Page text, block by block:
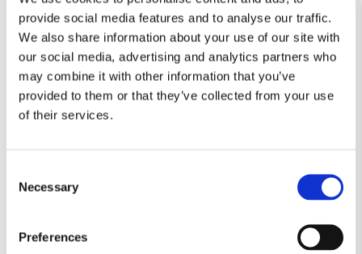
provide social media features and to analyse our traffic.
We also share information about your use of our site with
our social media, advertising and analytics partners who
may combine it with other information that you’ve
provided to them or that they’ve collected from your use
of their services.
Selection
Necessary
Preferences
Salentijn
€ 7,99
VOEG TOE
Salentijn
€ 9,99
VOEG TOE